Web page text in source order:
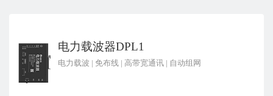
电力载波器DPL1
电力载波 | 免布线 | 高带宽通讯 | 自动组网